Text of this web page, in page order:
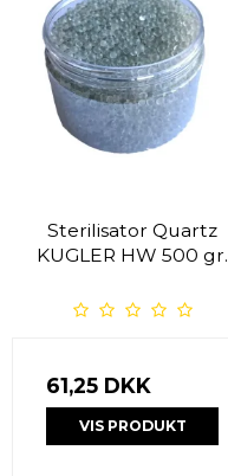
Sterilisator Quartz
KUGLER HW 500 gr.
61,25 DKK
VIS PRODUKT